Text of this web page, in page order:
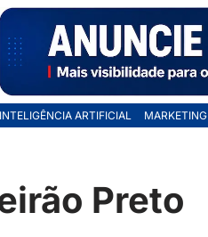
INTELIGÊNCIA ARTIFICIAL MARKETING
Preto